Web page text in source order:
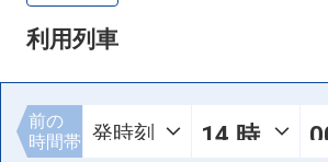
利用列車
前の
時間帯